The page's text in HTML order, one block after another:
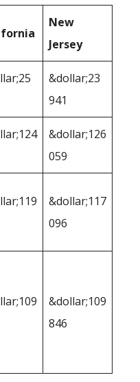
New
Jersey
&dollar;23
941
&dollar;126
059
&dollar;117
096
&dollar;109
846